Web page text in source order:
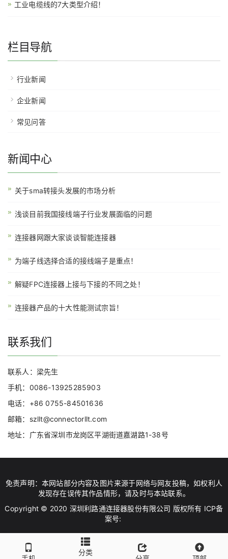
工业电缆线的7大类型介绍！
栏目导航
行业新闻
企业新闻
常见问答
新闻中心
关于sma转接头发展的市场分析
浅谈目前我国接线端子行业发展面临的问题
连接器网跟大家谈谈智能连接器
为端子线选择合适的接线端子是重点！
解疑FPC连接器上接与下接的不同之处！
连接器产品的十大性能测试宗旨！
联系我们
联系人：梁先生
手机：0086-13925285903
电话：+86 0755-84501636
邮箱：szllt@connectorllt.com
地址：广东省深圳市龙岗区平湖街道嘉湖路1-38号
分类
免责声明：本网站部分内容及图片来源于网络与网友投稿，如权利人
发现存在误传其作品情形，请及时与本站联系。
Copyright © 2020 深圳利路通连接器股份有限公司 版权所有 ICP备
案号: